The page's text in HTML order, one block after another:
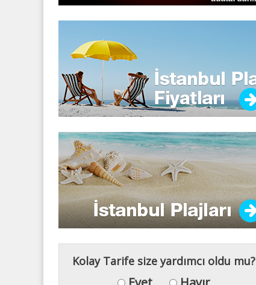
Kolay Tarife size yardımcı oldu mu?